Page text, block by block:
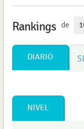
Rankings de
DIARIO
NIVEL